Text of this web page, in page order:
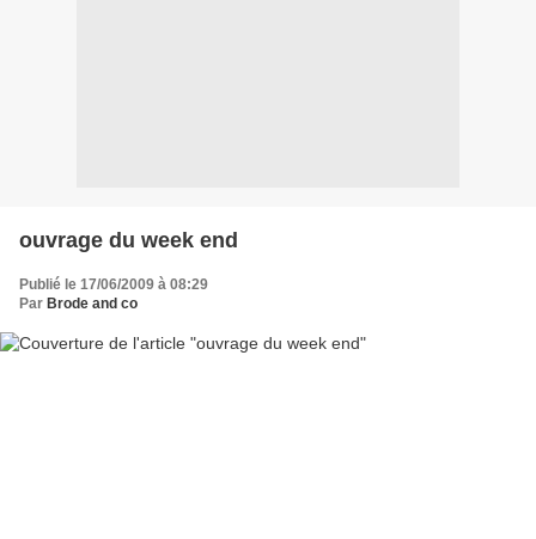
ouvrage du week end
Publié le 17/06/2009 à 08:29
Par Brode and co